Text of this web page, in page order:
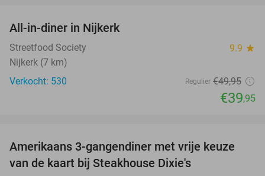
All-in-diner in Nijkerk
Streetfood Society 9.9 star
Nijkerk (7 km)
Verkocht: 530
Regulier €49,95
€39,95
15%
TODAY
Amerikaans 3-gangendiner met vrije keuze
van de kaart bij Steakhouse Dixie's